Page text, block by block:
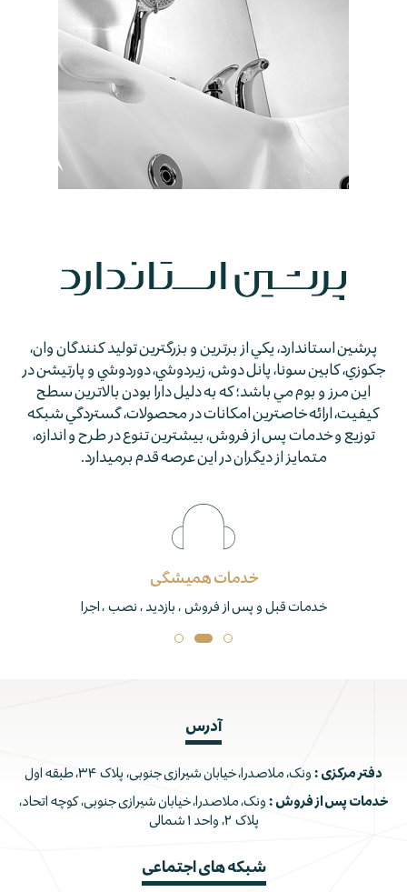
پرشين استاندارد، يكي از برترين و بزرگترين توليد كنندگان وان،
جكوزي، كابين سونا، پانل دوش، زيردوشي، دوردوشي و پارتيشن در
اين مرز و بوم مي باشد؛ كه به دليل دارا بودن بالاترين سطح
كيفيت، ارائه خاصترين امكانات در محصولات، گستردگي شبكه
توزيع و خدمات پس از فروش، بيشترين تنوع در طرح و اندازه،
متمايز از ديگران در اين عرصه قدم برمي­دارد.
خدمات همیشگی
خدمات قبل و پس از فروش ، بازدید ، نصب ، اجرا
آدرس
دفتر مرکزی : ونک، ملاصدرا، خیابان شیرازی جنوبی، پلاک ۳۴، طبقه اول
خدمات پس از فروش : ونک، ملاصدرا، خیابان شیرازی جنوبی، کوچه اتحاد،
پلاک ۲، واحد ۱ شمالی
شبکه های اجتماعی